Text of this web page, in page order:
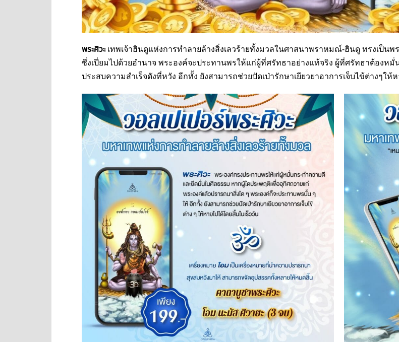
พระศิวะเทพเจ้าฮินดูแห่งการทำลายล้างสิ่งเลวร้ายทั้งมวลในศาสนาพราหมณ์-ฮินดู ทรงเป็น
ซึ่งเปี่ยมไปด้วยอำนาจ พระองค์จะประทานพรให้แก่ผู้ที่ศรัทธาอย่างแท้จริง ผู้ที่ศรัทธาต้อง
ประสบความสำเร็จดังที่หวัง อีกทั้ง ยังสามารถช่วยปัดเป่ารักษาเยียวยาอาการเจ็บไข้ต่างๆให้